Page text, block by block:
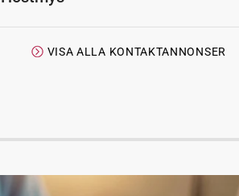
VISA ALLA KONTAKTANNONSER